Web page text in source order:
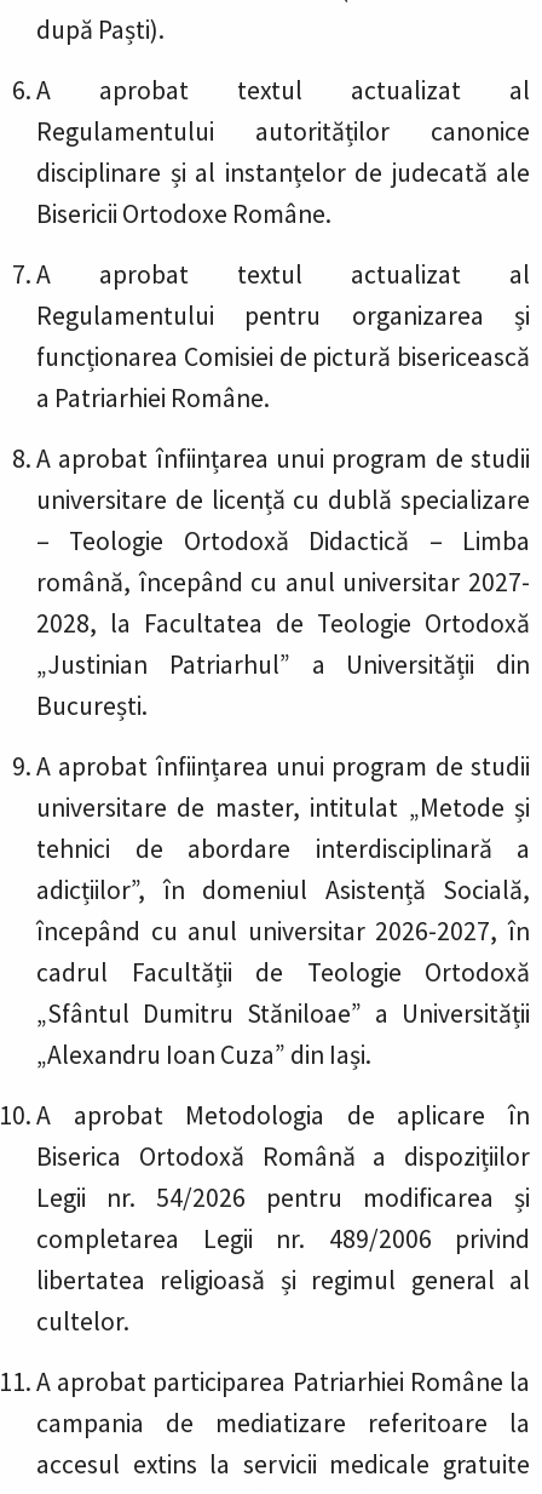
după Paști).
A aprobat textul actualizat al
Regulamentului autorităților canonice
disciplinare și al instanțelor de judecată ale
Bisericii Ortodoxe Române.
A aprobat textul actualizat al
Regulamentului pentru organizarea și
funcționarea Comisiei de pictură bisericească
a Patriarhiei Române.
A aprobat înființarea unui program de studii
universitare de licență cu dublă specializare
– Teologie Ortodoxă Didactică – Limba
română, începând cu anul universitar 2027-
2028, la Facultatea de Teologie Ortodoxă
„Justinian Patriarhul” a Universității din
București.
A aprobat înființarea unui program de studii
universitare de master, intitulat „Metode și
tehnici de abordare interdisciplinară a
adicțiilor”, în domeniul Asistență Socială,
începând cu anul universitar 2026-2027, în
cadrul Facultății de Teologie Ortodoxă
„Sfântul Dumitru Stăniloae” a Universității
„Alexandru Ioan Cuza” din Iași.
A aprobat Metodologia de aplicare în
Biserica Ortodoxă Română a dispozițiilor
Legii nr. 54/2026 pentru modificarea și
completarea Legii nr. 489/2006 privind
libertatea religioasă și regimul general al
cultelor.
A aprobat participarea Patriarhiei Române la
campania de mediatizare referitoare la
accesul extins la servicii medicale gratuite